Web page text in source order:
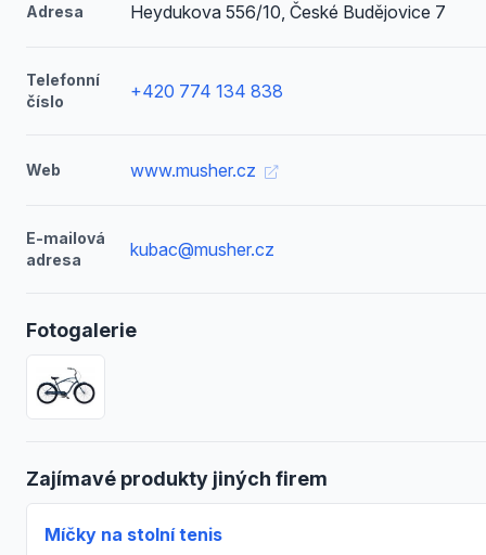
Adresa Heydukova 556/10, České Budějovice 7
Telefonní
číslo
+420 774 134 838
Web www.musher.cz
E-mailová
adresa
kubac@musher.cz
Fotogalerie
Zajímavé produkty jiných firem
Míčky na stolní tenis